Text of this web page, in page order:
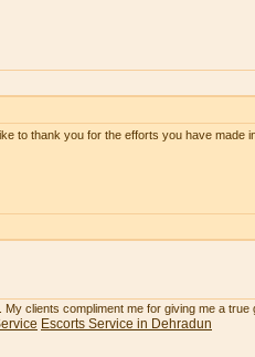
to thank you for the efforts you have made
clients compliment me for giving me a
Escorts Service in Dehradun